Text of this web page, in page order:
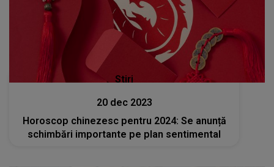
Stiri
20 dec 2023
Horoscop chinezesc pentru 2024: Se anunță
schimbări importante pe plan sentimental